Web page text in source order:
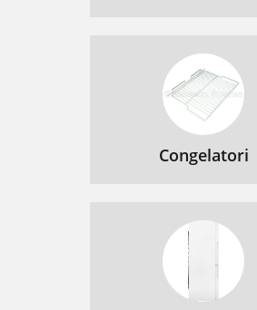
Congelatori